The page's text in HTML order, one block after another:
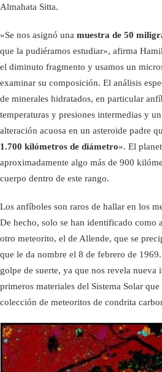
Almahata Sitta.
«Se nos asignó una muestra de 50
que la pudiéramos estudiar», afirma
el diminuto fragmento y usamos un
examinar su composición. El análisis
de minerales hidratados, en particular
temperaturas y presiones intermedias y
alteración acuosa en un asteroide padre
1.700 kilómetros de diámetro». El
aproximadamente algo más de 900
cuerpo dentro de este rango.
Los anfíboles son raros de hallar en los
De hecho, solo se han identificado como
otro meteorito, el de Allende, que se
que le da nombre el 8 de febrero de
golpe de suerte, ya que nos revela nueva
primeros materiales del Sistema Solar
colección de meteoritos de condrita